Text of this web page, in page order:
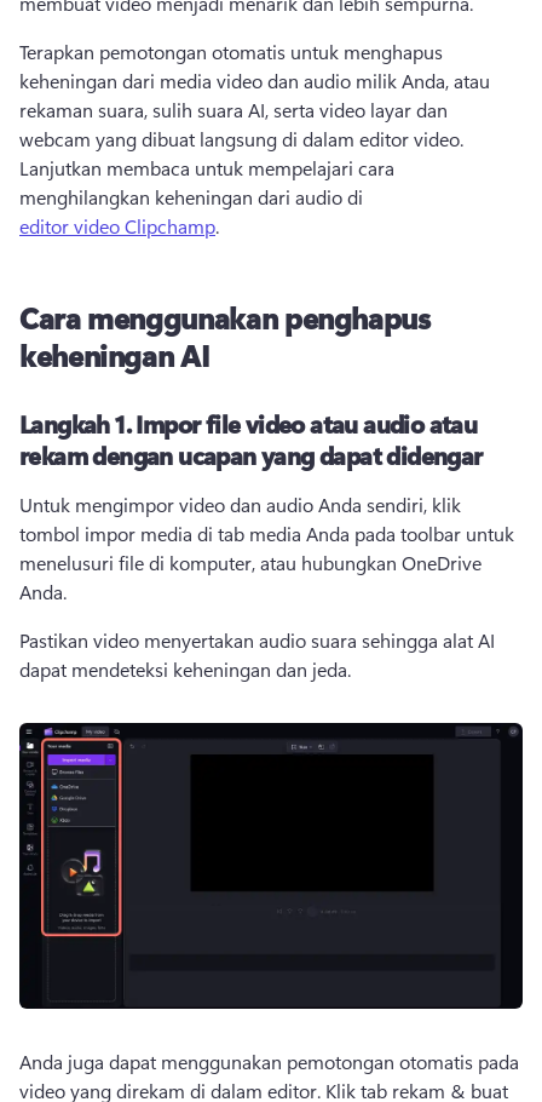
Terapkan pemotongan otomatis untuk menghapus
keheningan dari media video dan audio milik Anda, atau
rekaman suara, sulih suara AI, serta video layar dan
Lanjutkan membaca untuk mempelajari cara
menghilangkan keheningan dari audio di
editor video Clipchamp.
Cara menggunakan penghapus
keheningan AI
Langkah 1.Impor file video atau audio atau
rekam dengan ucapan yang dapat didengar
Untuk mengimpor video dan audio Anda sendiri, klik
tombol impor media di tab media Anda pada toolbar untuk
menelusuri file di komputer, atau hubungkan OneDrive
Anda.
Pastikan video menyertakan audio suara sehingga alat AI
dapat mendeteksi keheningan dan jeda.
Anda juga dapat menggunakan pemotongan otomatis pada
video yang direkam di dalam editor. Klik tab rekam & buat